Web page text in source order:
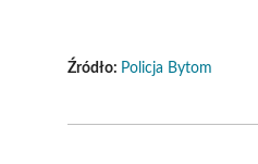
Źródło: Policja Bytom